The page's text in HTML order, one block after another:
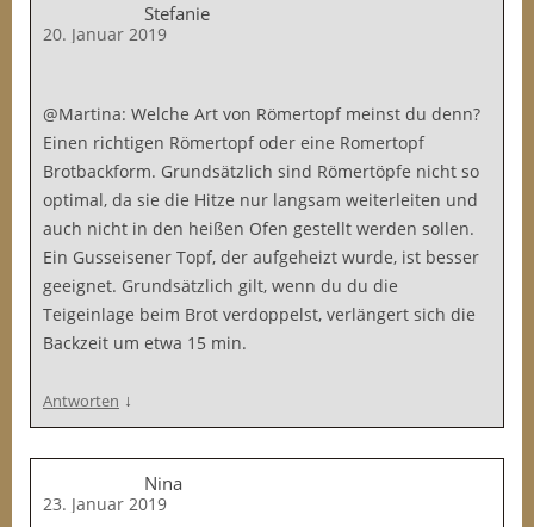
Stefanie
20. Januar 2019
@Martina: Welche Art von Römertopf meinst du denn?
Einen richtigen Römertopf oder eine Romertopf
Brotbackform. Grundsätzlich sind Römertöpfe nicht so
optimal, da sie die Hitze nur langsam weiterleiten und
auch nicht in den heißen Ofen gestellt werden sollen.
Ein Gusseisener Topf, der aufgeheizt wurde, ist besser
geeignet. Grundsätzlich gilt, wenn du du die
Teigeinlage beim Brot verdoppelst, verlängert sich die
Backzeit um etwa 15 min.
Antworten ↓
Nina
23. Januar 2019